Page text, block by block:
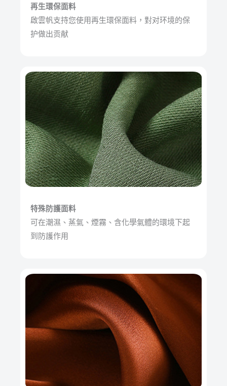
再生環保面料
啟雲帆支持您使用再生環保面料，對对环境的保
护做出贡献
特殊防護面料
可在潮濕、蒸氣、煙霧、含化學氣體的環境下起
到防護作用